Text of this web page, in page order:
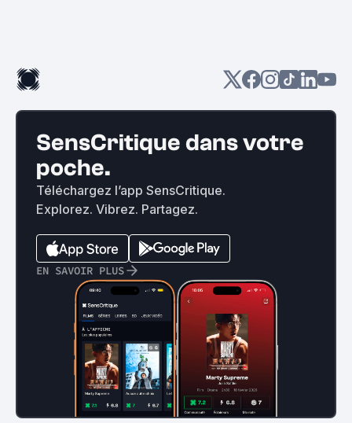
SensCritique dans votre
poche.
Téléchargez l’app SensCritique.
Explorez. Vibrez. Partagez.
EN SAVOIR PLUS